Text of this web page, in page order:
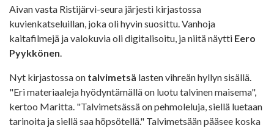
Aivan vasta Ristijärvi-seura järjesti kirjastossa
kuvienkatseluillan, joka oli hyvin suosittu. Vanhoja
kaitafilmejä ja valokuvia oli digitalisoitu, ja niitä näytti Eero
Pyykkönen
Nyt kirjastossa on talvimetsä lasten vihreän hyllyn sisällä.
"Eri materiaaleja hyödyntämällä on luotu talvinen maisema",
kertoo Maritta. "Talvimetsässä on pehmoleluja, siellä luetaan
tarinoita ja siellä saa höpsötellä." Talvimetsään pääsee koska